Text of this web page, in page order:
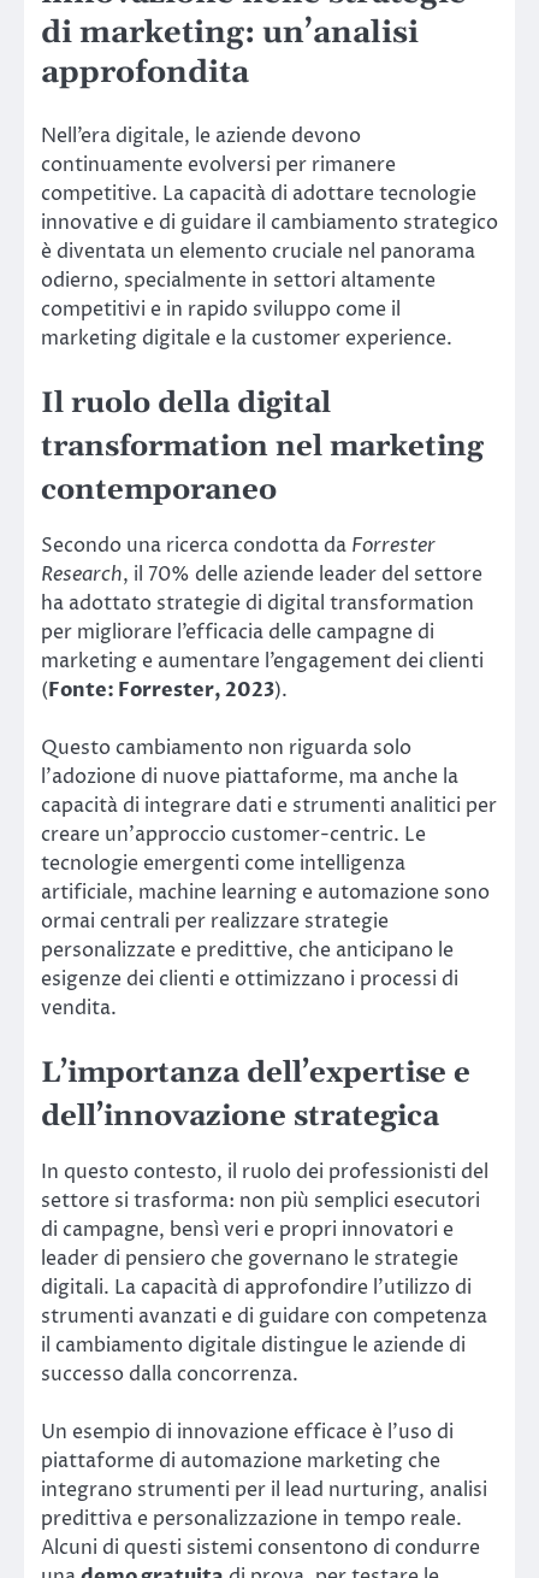
di marketing: un’analisi
approfondita
Nell’era digitale, le aziende devono
continuamente evolversi per rimanere
competitive. La capacità di adottare tecnologie
innovative e di guidare il cambiamento strategico
è diventata un elemento cruciale nel panorama
odierno, specialmente in settori altamente
competitivi e in rapido sviluppo come il
marketing digitale e la customer experience.
Il ruolo della digital
transformation nel marketing
contemporaneo
Secondo una ricerca condotta da Forrester
Research, il 70% delle aziende leader del settore
ha adottato strategie di digital transformation
per migliorare l’efficacia delle campagne di
marketing e aumentare l’engagement dei clienti
(Fonte: Forrester, 2023).
Questo cambiamento non riguarda solo
l’adozione di nuove piattaforme, ma anche la
capacità di integrare dati e strumenti analitici per
creare un’approccio customer-centric. Le
tecnologie emergenti come intelligenza
artificiale, machine learning e automazione sono
ormai centrali per realizzare strategie
personalizzate e predittive, che anticipano le
esigenze dei clienti e ottimizzano i processi di
vendita.
L’importanza dell’expertise e
dell’innovazione strategica
In questo contesto, il ruolo dei professionisti del
settore si trasforma: non più semplici esecutori
di campagne, bensì veri e propri innovatori e
leader di pensiero che governano le strategie
digitali. La capacità di approfondire l’utilizzo di
strumenti avanzati e di guidare con competenza
il cambiamento digitale distingue le aziende di
successo dalla concorrenza.
Un esempio di innovazione efficace è l’uso di
piattaforme di automazione marketing che
integrano strumenti per il lead nurturing, analisi
predittiva e personalizzazione in tempo reale.
Alcuni di questi sistemi consentono di condurre